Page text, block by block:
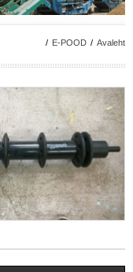
/ E-POOD / Avaleht